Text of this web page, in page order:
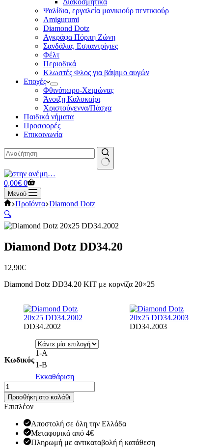
Διακοσμητικά
Ψαλίδια, εργαλεία μανικιούρ πεντικιούρ
Amigurumi
Diamond Dotz
Αγκράφα Πόρπη Ζώνη
Σανδάλια, Εσπαντρίγιες
Φέλτ
Περιοδικά
Κλωστές Φλος για βάψιμο αυγών
Εποχές
Φθινόπωρο-Χειμώνας
Άνοιξη Καλοκαίρι
Χριστούγεννα/Πάσχα
Παιδικά νήματα
Προσφορές
Επικοινωνία
No
results
Καλάθι
Αγορών
0,00€ 0
Μενού
Αρχική
Προϊόντα Diamond Dotz
🔍
Diamond Dotz DD34.20
12,90€
Diamond Dotz DD34.20 KIT με κορνίζα 20×25
DD34.2002 DD34.2003
Κωδικός
1-Α
1-B
Εκκαθάριση
Diamond
Dotz
DD34.20
ποσότητα
Προσθήκη στο καλάθι
Επιπλέον
Αποστολή σε όλη την Ελλάδα
Μεταφορικά από 4€
Πληρωμή με αντικαταβολή ή κατάθεση